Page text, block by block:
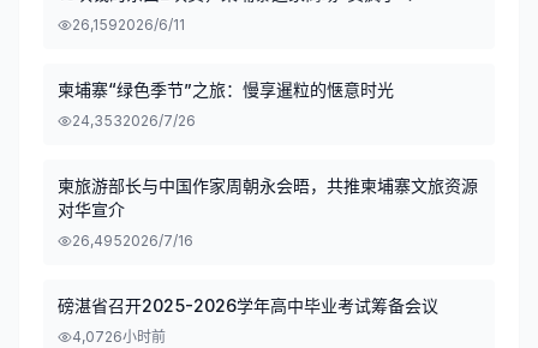
26,1592026/6/11
柬埔寨“绿色季节”之旅：慢享暹粒的惬意时光
24,3532026/7/26
柬旅游部长与中国作家周朝永会晤，共推柬埔寨文旅资源
对华宣介
26,4952026/7/16
磅湛省召开2025-2026学年高中毕业考试筹备会议
4,0726小时前